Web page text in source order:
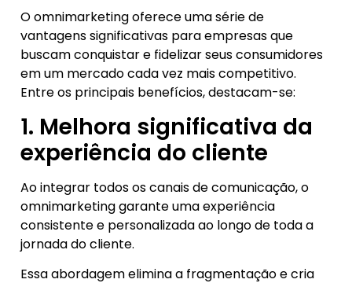
O omnimarketing oferece uma série de
vantagens significativas para empresas que
buscam conquistar e fidelizar seus consumidores
em um mercado cada vez mais competitivo.
Entre os principais benefícios, destacam-se:
1. Melhora significativa da
experiência do cliente
Ao integrar todos os canais de comunicação, o
omnimarketing garante uma experiência
consistente e personalizada ao longo de toda a
jornada do cliente.
Essa abordagem elimina a fragmentação e cria